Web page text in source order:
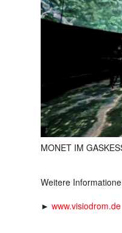
MONET IM
Weitere
► www.visiodrom.de